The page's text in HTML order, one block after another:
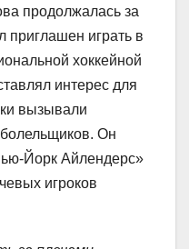
продолжалась за
играть в
хоккейной
интерес для
вызывали
Он
Йорк Айлендерс»
игроков